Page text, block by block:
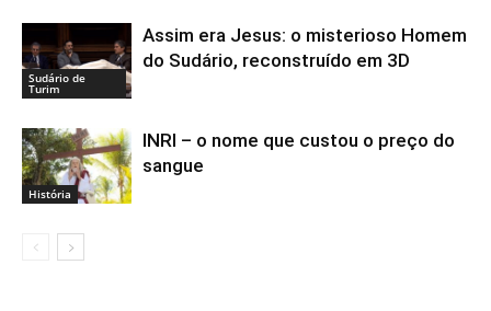
Sudário de
Turim
Assim era Jesus: o misterioso Homem
do Sudário, reconstruído em 3D
História
INRI – o nome que custou o preço do
sangue